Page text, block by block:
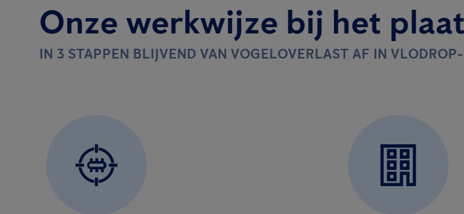
Onze werkwijze bij het
IN 3 STAPPEN BLIJVEND VAN VOGELOVERLAST AF IN